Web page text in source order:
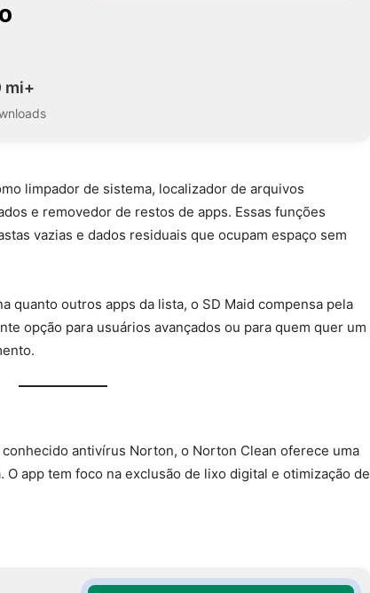
mi+
limpador de sistema, localizador de arquivos
e removedor de restos de apps. Essas funções
vazias e dados residuais que ocupam espaço sem
quanto outros apps da lista, o SD Maid compensa pela
opção para usuários avançados ou para quem quer um
antivírus Norton, o Norton Clean oferece uma
app tem foco na exclusão de lixo digital e otimização de